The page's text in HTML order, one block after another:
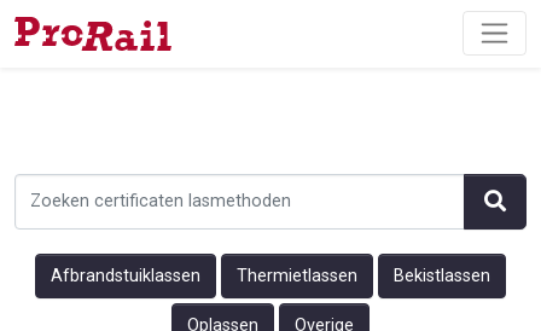
Afbrandstuiklassen Thermietlassen Bekistlassen
Oplassen Overige